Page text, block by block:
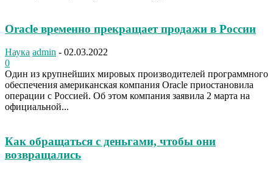
Oracle временно прекращает продажи в России
Наука admin - 02.03.2022
0
Один из крупнейших мировых производителей программного
обеспечения американская компания Oracle приостановила
операции с Россией. Об этом компания заявила 2 марта на
официальной...
Как обращаться с деньгами, чтобы они
возвращались